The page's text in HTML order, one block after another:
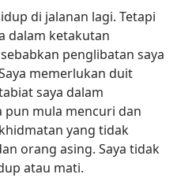
di jalanan lagi. Tetapi
dalam ketakutan
penglibatan saya
memerlukan duit
saya dalam
pun mula mencuri dan
yang tidak
orang asing. Saya tidak
atau mati.